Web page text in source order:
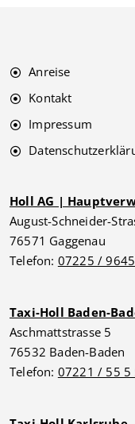
Anreise
Kontakt
Impressum
Holl AG |
August-Schneider-
76571 Gaggenau
Telefon: 07225 /
Taxi-Holl Baden-
Aschmattstrasse 5
76532 Baden-Baden
Telefon: 07221 / 55 5